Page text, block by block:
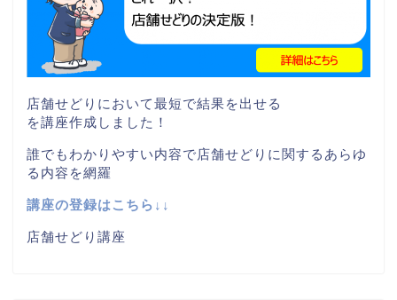
店舗せどりにおいて最短で結果を出せる
を講座作成しました！
誰でもわかりやすい内容で店舗せどりに関するあらゆ
る内容を網羅
講座の登録はこちら↓↓
店舗せどり講座